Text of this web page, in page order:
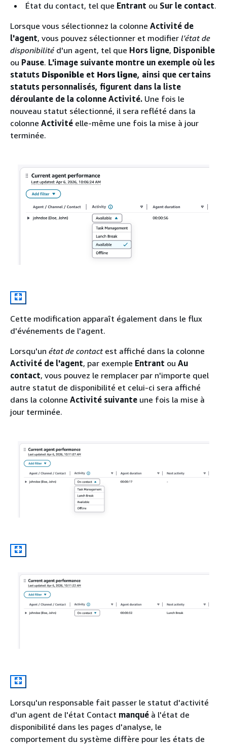
État du contact, tel que Entrant ou Sur le contact.
Lorsque vous sélectionnez la colonne Activité de
l'agent, vous pouvez sélectionner et modifier l'état de
disponibilitéd'un agent, tel que Hors ligne, Disponible
ou Pause. L'image suivante montre un exemple où les
statuts Disponible et Hors ligne, ainsi que certains
statuts personnalisés, figurent dans la liste
déroulante de la colonne Activité. Une fois le
nouveau statut sélectionné, il sera reflété dans la
colonne Activité elle-même une fois la mise à jour
terminée.
Cette modification apparaît également dans le flux
d'événements de l'agent.
Lorsqu'un état de contactest affiché dans la colonne
Activité de l'agent, par exemple Entrant ou Au
contact, vous pouvez le remplacer par n'importe quel
autre statut de disponibilité et celui-ci sera affiché
dans la colonne Activité suivante une fois la mise à
jour terminée.
Lorsqu'un responsable fait passer le statut d'activité
d'un agent de l'état Contact manqué à l'état de
disponibilité dans les pages d'analyse, le
comportement du système diffère pour les états de